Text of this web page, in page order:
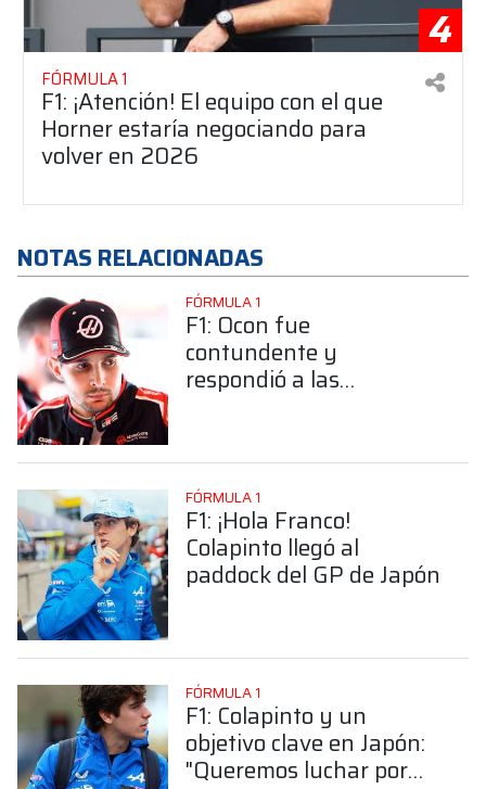
4
FÓRMULA 1
F1: ¡Atención! El equipo con el que
Horner estaría negociando para
volver en 2026
NOTAS RELACIONADAS
FÓRMULA 1
F1: Ocon fue
contundente y
respondió a las
¿Qué dijo?
FÓRMULA 1
F1: ¡Hola Franco!
Colapinto llegó al
paddock del GP de Japón
FÓRMULA 1
F1: Colapinto y un
objetivo clave en Japón:
"Queremos luchar por